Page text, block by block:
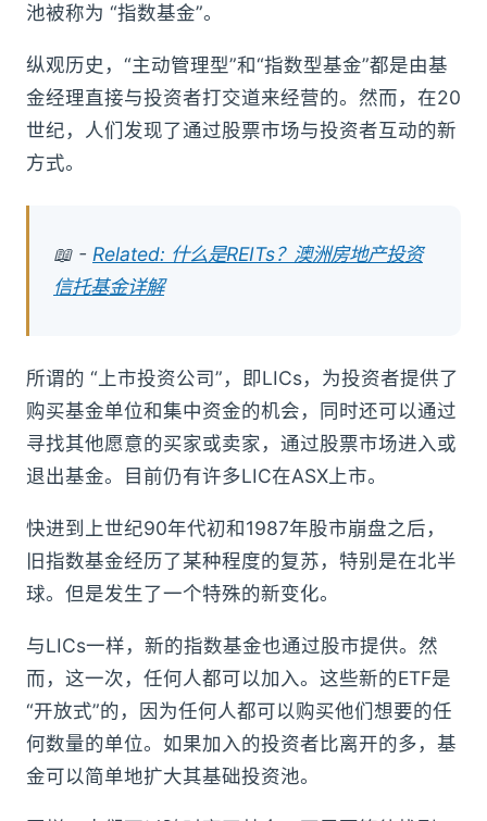
池被称为 “指数基金”。
纵观历史，“主动管理型”和“指数型基金”都是由基
金经理直接与投资者打交道来经营的。然而，在20
世纪，人们发现了通过股票市场与投资者互动的新
方式。
📖 - Related: 什么是REITs？澳洲房地产投资
信托基金详解
所谓的 “上市投资公司”，即LICs，为投资者提供了
购买基金单位和集中资金的机会，同时还可以通过
寻找其他愿意的买家或卖家，通过股票市场进入或
退出基金。目前仍有许多LIC在ASX上市。
快进到上世纪90年代初和1987年股市崩盘之后，
旧指数基金经历了某种程度的复苏，特别是在北半
球。但是发生了一个特殊的新变化。
与LICs一样，新的指数基金也通过股市提供。然
而，这一次，任何人都可以加入。这些新的ETF是
“开放式”的，因为任何人都可以购买他们想要的任
何数量的单位。如果加入的投资者比离开的多，基
金可以简单地扩大其基础投资池。